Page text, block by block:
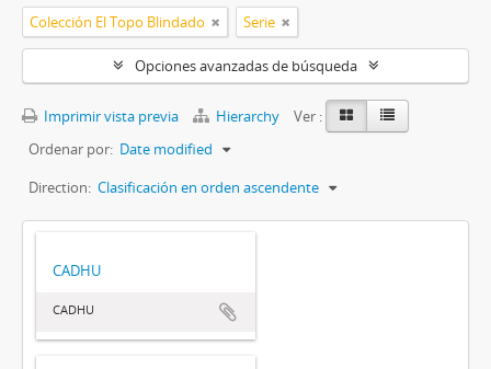
Colección El Topo Blindado Serie
Opciones avanzadas de búsqueda
Imprimir vista previa Hierarchy
Ver :
Ordenar por: Date modified
Direction: Clasificación en orden ascendente
CADHU
CADHU